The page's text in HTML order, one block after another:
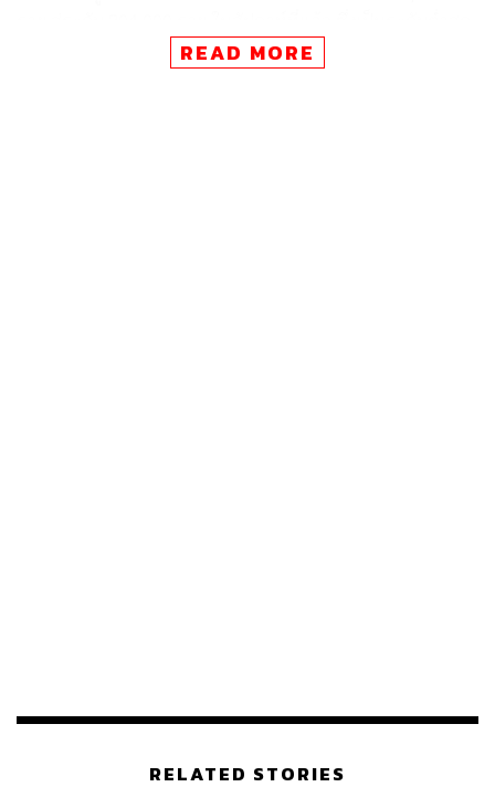
นับตั้งแต่เดือนกันยายน และต่ำกว่าที่นักวิเคราะห์คาดการณ์ที่
ระดับ 225,000 ราย อีกทั้งจำนวนชาวอเมริกันที่ยังคงขอรับ
แรงงานสหรัฐฯ ซึ่งการว่างงานยังคงอยู่ใกล้ระดับต่ำสุดเป็น
READ MORE
RELATED STORIES